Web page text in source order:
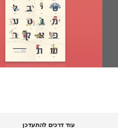
עוד דרכים להתעדכן